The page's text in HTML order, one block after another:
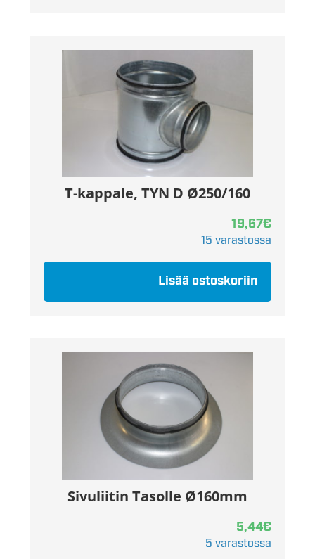
T-kappale, TYN D Ø250/160
19,67€
15 varastossa
Lisää ostoskoriin
Sivuliitin Tasolle Ø160mm
5,44€
5 varastossa